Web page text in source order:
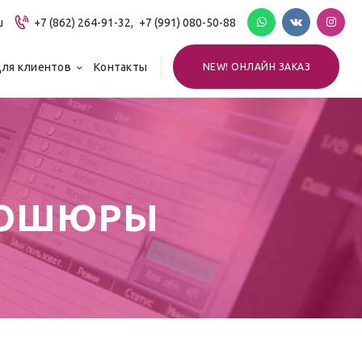
+7 (862) 264-91-32, +7 (991) 080-50-88
клиентов Контакты NEW! ОНЛАЙН ЗАКАЗ